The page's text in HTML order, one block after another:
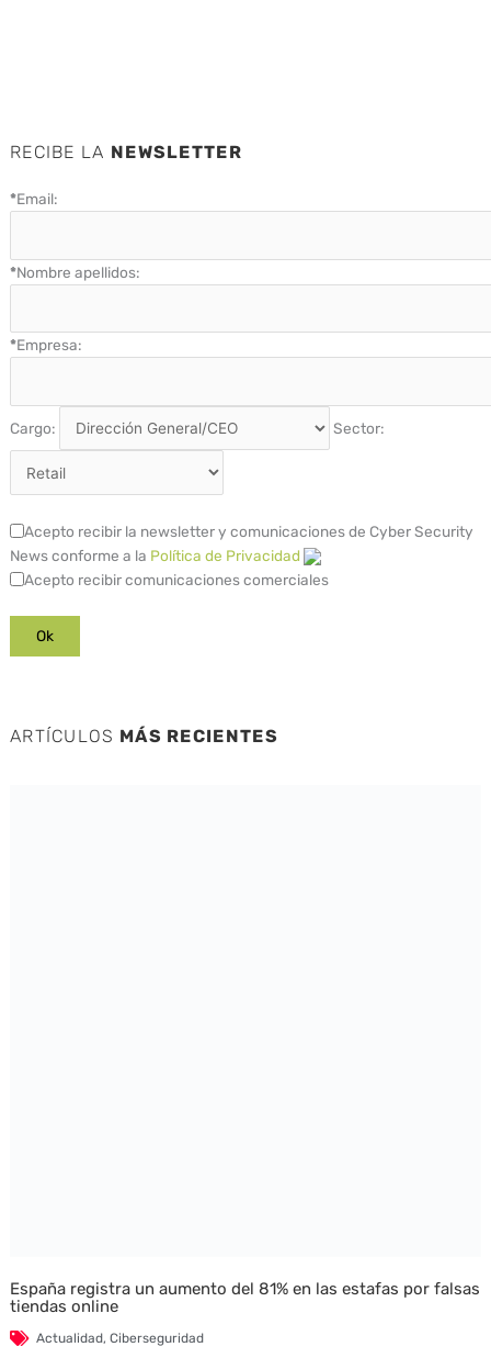
RECIBE LA NEWSLETTER
*Email:
*Nombre apellidos:
*Empresa:
Cargo: Sector:
Acepto recibir la newsletter y comunicaciones de Cyber Security
News conforme a la Política de Privacidad
Acepto recibir comunicaciones comerciales
ARTÍCULOS MÁS RECIENTES
España registra un aumento del 81% en las estafas por falsas
tiendas online
Actualidad, Ciberseguridad